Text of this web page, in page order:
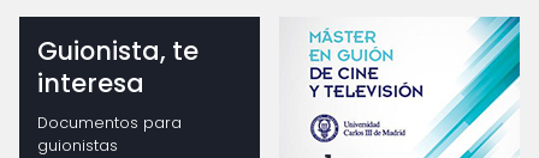
Guionista, te
interesa
Documentos para
guionistas